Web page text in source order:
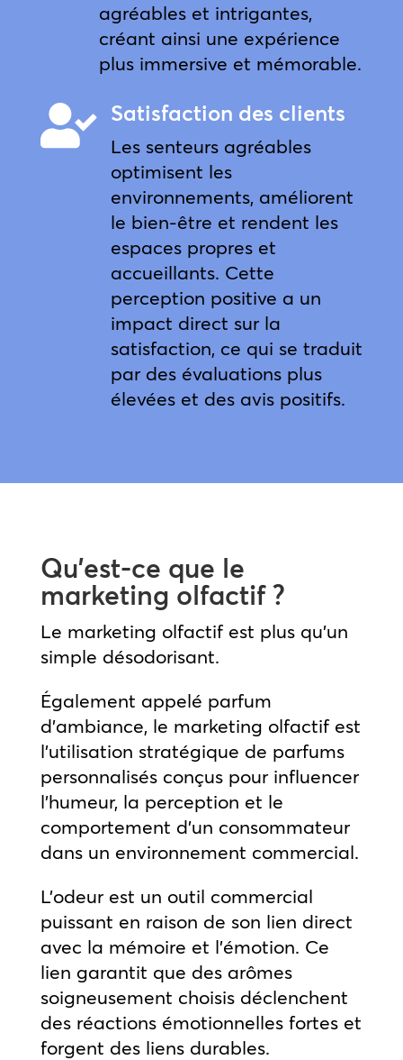
agréables et intrigantes,
créant ainsi une expérience
plus immersive et mémorable.
 Satisfaction des clients
Les senteurs agréables
optimisent les
environnements, améliorent
le bien-être et rendent les
espaces propres et
accueillants. Cette
perception positive a un
impact direct sur la
satisfaction, ce qui se traduit
par des évaluations plus
élevées et des avis positifs.
Qu’est-ce que le
marketing olfactif ?
Le marketing olfactif est plus qu’un
simple désodorisant.
Également appelé parfum
d’ambiance, le marketing olfactif est
l’utilisation stratégique de parfums
personnalisés conçus pour influencer
l’humeur, la perception et le
comportement d’un consommateur
dans un environnement commercial.
L’odeur est un outil commercial
puissant en raison de son lien direct
avec la mémoire et l’émotion. Ce
lien garantit que des arômes
soigneusement choisis déclenchent
des réactions émotionnelles fortes et
forgent des liens durables.